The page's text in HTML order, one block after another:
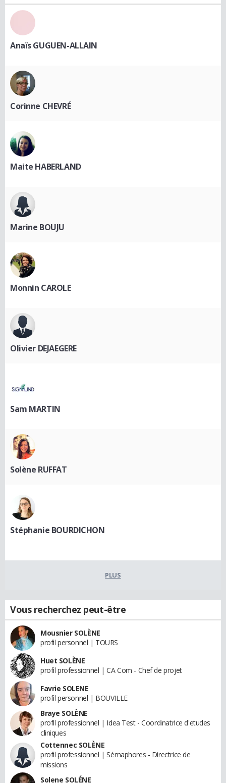
Anaïs GUGUEN-ALLAIN
Corinne CHEVRÉ
Maite HABERLAND
Marine BOUJU
Monnin CAROLE
Olivier DEJAEGERE
Sam MARTIN
Solène RUFFAT
Stéphanie BOURDICHON
PLUS
Vous recherchez peut-être
Mousnier SOLÈNE
profil personnel | TOURS
Huet SOLÈNE
profil professionnel | CA Com - Chef de projet
Favrie SOLENE
profil personnel | BOUVILLE
Braye SOLÈNE
profil professionnel | Idea Test - Coordinatrice d'etudes
cliniques
Cottennec SOLÈNE
profil professionnel | Sémaphores - Directrice de
missions
Solene SOLÉNE